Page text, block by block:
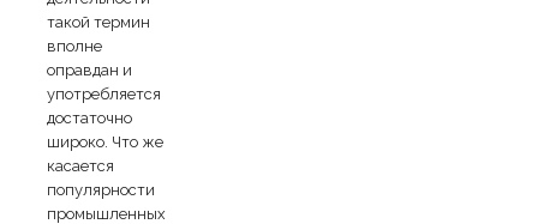
такой термин
вполне
оправдан и
употребляется
достаточно
широко. Что же
касается
популярности
промышленных